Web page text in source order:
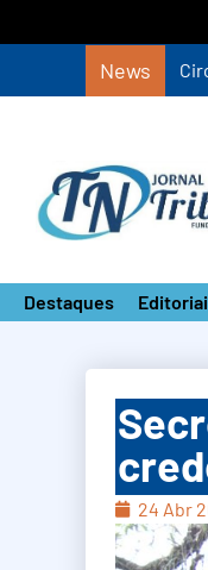
News
Destaques
24 Abr